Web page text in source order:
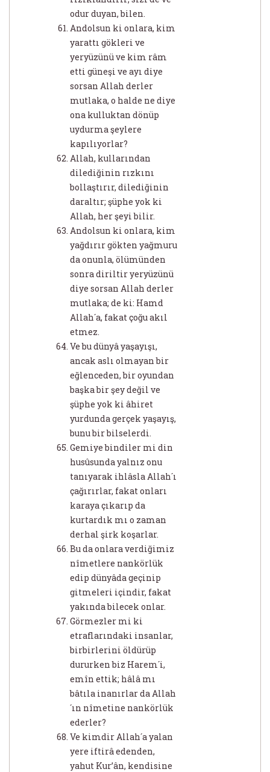
odur duyan, bilen.
Andolsun ki onlara, kim
yarattı gökleri ve
yeryüzünü ve kim râm
etti güneşi ve ayı diye
sorsan Allah derler
mutlaka, o halde ne diye
ona kulluktan dönüp
uydurma şeylere
kapılıyorlar?
Allah, kullarından
dilediğinin rızkını
bollaştırır, dilediğinin
daraltır; şüphe yok ki
Allah, her şeyi bilir.
Andolsun ki onlara, kim
yağdırır gökten yağmuru
da onunla, ölümünden
sonra diriltir yeryüzünü
diye sorsan Allah derler
mutlaka; de ki: Hamd
Allah´a, fakat çoğu akıl
etmez.
Ve bu dünyâ yaşayışı,
ancak aslı olmayan bir
eğlenceden, bir oyundan
başka bir şey değil ve
şüphe yok ki âhiret
yurdunda gerçek yaşayış,
bunu bir bilselerdi.
Gemiye bindiler mi din
husûsunda yalnız onu
tanıyarak ihlâsla Allah´ı
çağırırlar, fakat onları
karaya çıkarıp da
kurtardık mı o zaman
derhal şirk koşarlar.
Bu da onlara verdiğimiz
nîmetlere nankörlük
edip dünyâda geçinip
gitmeleri içindir, fakat
yakında bilecek onlar.
Görmezler mi ki
etraflarındaki insanlar,
birbirlerini öldürüp
dururken biz Harem´i,
emîn ettik; hâlâ mı
bâtıla inanırlar da Allah
´ın nîmetine nankörlük
ederler?
Ve kimdir Allah´a yalan
yere iftirâ edenden,
yahut Kur’ân, kendisine